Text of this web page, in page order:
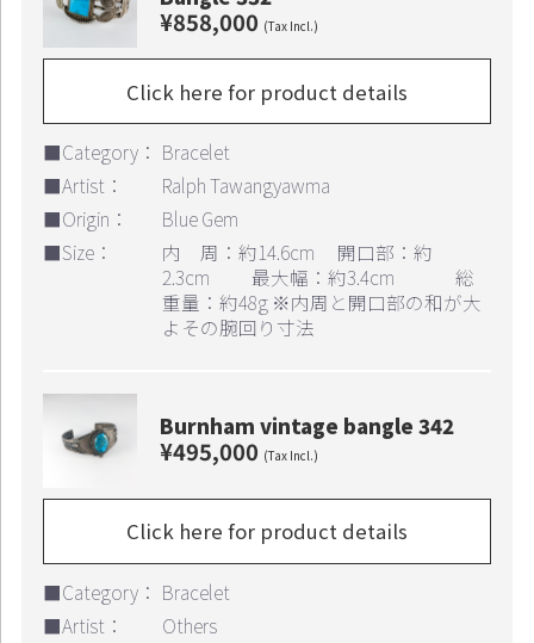
¥858,000 (Tax Incl.)
Click here for product details
■Category： Bracelet
■Artist：
Ralph Tawangyawma
■Origin：
Blue Gem
■Size：
内 周：約14.6cm 開口部：約
2.3cm 最大幅：約3.4cm 総
重量：約48g ※内周と開口部の和が大
よその腕回り寸法
Burnham vintage bangle 342
¥495,000 (Tax Incl.)
Click here for product details
■Category： Bracelet
■Artist：
Others